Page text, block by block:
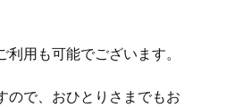
利用も可能でございます。
ので、おひとりさまでもお